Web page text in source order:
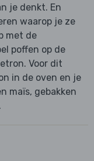
je denkt. En
waarop je ze
met de
poffen op de
Voor dit
in de oven en je
maïs, gebakken